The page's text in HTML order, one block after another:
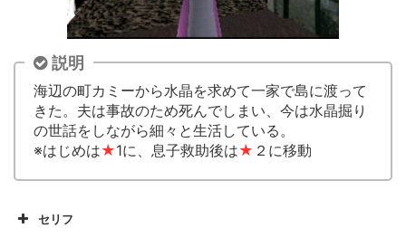
説明
海辺の町カミーから水晶を求めて一家で島に渡って
きた。夫は事故のため死んでしまい、今は水晶掘り
の世話をしながら細々と生活している。
※はじめは★1に、息子救助後は★ ２に移動
セリフ